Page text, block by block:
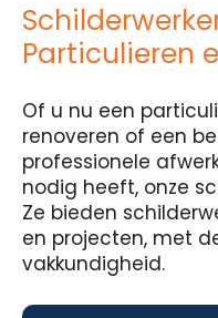
Particulieren
Of u nu een
renoveren of een
professionele
nodig heeft, onze
Ze bieden
en projecten, met
vakkundigheid.